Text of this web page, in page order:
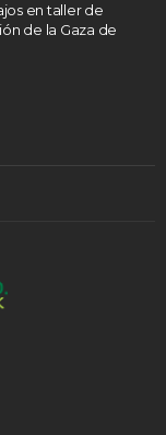
en taller de
de la Gaza de